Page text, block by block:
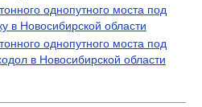
однопутного моста под
в Новосибирской области
однопутного моста под
в Новосибирской области